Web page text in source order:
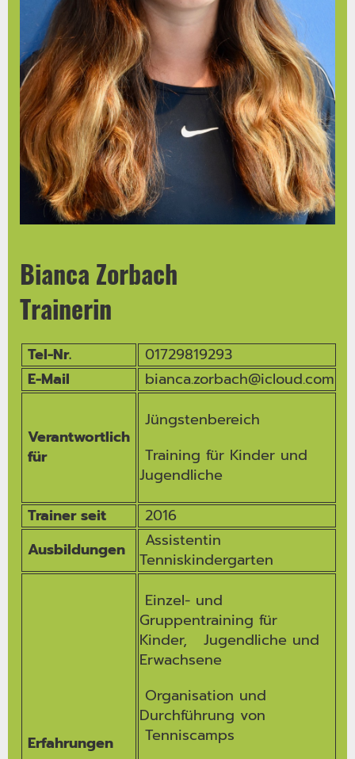
Bianca Zorbach
Trainerin
Tel-Nr.
01729819293
E-Mail
bianca.zorbach@icloud.com
Verantwortlich
für
Jüngstenbereich
Training für Kinder und
Jugendliche
Trainer seit
2016
Ausbildungen
Assistentin
Tenniskindergarten
Erfahrungen
Einzel- und
Gruppentraining für
Kinder, Jugendliche und
Erwachsene
Organisation und
Durchführung von
Tenniscamps